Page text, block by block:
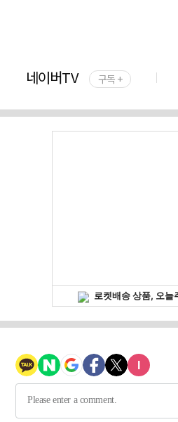
네이버TV 구독 +